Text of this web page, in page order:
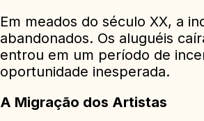
Em meados do século XX, a
abandonados. Os aluguéis
entrou em um período de
oportunidade inesperada.
A Migração dos Artistas